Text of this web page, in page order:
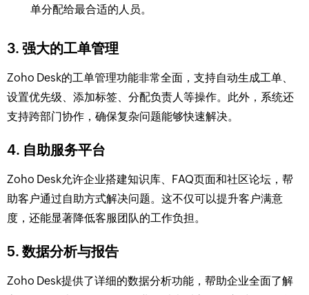
单分配给最合适的人员。
3. 强大的工单管理
Zoho Desk的工单管理功能非常全面，支持自动生成工单、
设置优先级、添加标签、分配负责人等操作。此外，系统还
支持跨部门协作，确保复杂问题能够快速解决。
4. 自助服务平台
Zoho Desk允许企业搭建知识库、FAQ页面和社区论坛，帮
助客户通过自助方式解决问题。这不仅可以提升客户满意
度，还能显著降低客服团队的工作负担。
5. 数据分析与报告
Zoho Desk提供了详细的数据分析功能，帮助企业全面了解